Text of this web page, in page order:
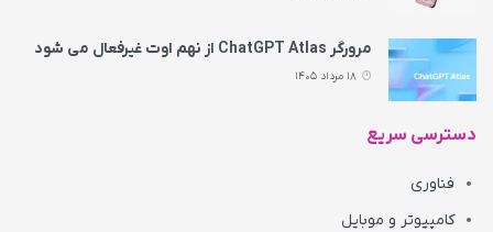
مرورگر ChatGPT Atlas از نهم اوت غیرفعال می‌ شود
دسترسی سریع
فناوری
کامپیوتر و موبایل